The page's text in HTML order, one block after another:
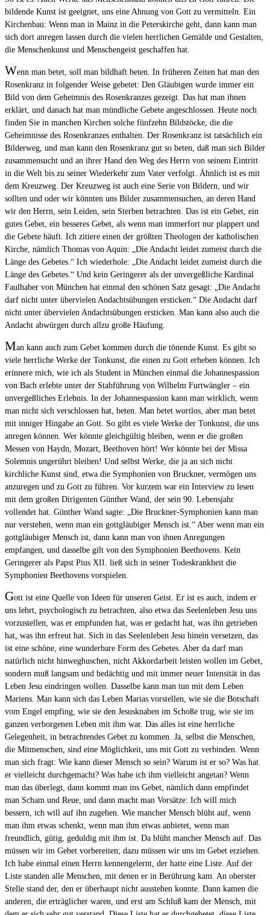
bildende Kunst ist geeignet, uns eine Ahnung von Gott zu vermitteln. Ein
Kirchenbau: Wenn man in Mainz in die Peterskirche geht, dann kann man
sich dort anregen lassen durch die vielen herrlichen Gemälde und Gestalten,
die Menschenkunst und Menschengeist geschaffen hat.
Wenn man betet, soll man bildhaft beten. In früheren Zeiten hat man den
Rosenkranz in folgender Weise gebetet: Den Gläubigen wurde immer ein
Bild von dem Geheimnis des Rosenkranzes gezeigt. Das hat man ihnen
erklärt, und danach hat man mündliche Gebete angeschlossen. Heute noch
finden Sie in manchen Kirchen solche fünfzehn Bildstöcke, die die
Geheimnisse des Rosenkranzes enthalten. Der Rosenkranz ist tatsächlich ein
Bilderweg, und man kann den Rosenkranz gut so beten, daß man sich Bilder
zusammensucht und an ihrer Hand den Weg des Herrn von seinem Eintritt
in die Welt bis zu seiner Wiederkehr zum Vater verfolgt. Ähnlich ist es mit
dem Kreuzweg. Der Kreuzweg ist auch eine Serie von Bildern, und wir
sollten und oder wir könnten uns Bilder zusammensuchen, an deren Hand
wir den Herrn, sein Leiden, sein Sterben betrachten. Das ist ein Gebet, ein
gutes Gebet, ein besseres Gebet, als wenn man immerfort nur plappert und
die Gebete häuft. Ich zitiere einen der größten Theologen der katholischen
Kirche, nämlich Thomas von Aquin: „Die Andacht leidet zumeist durch die
Länge des Gebetes.“ Ich wiederhole: „Die Andacht leidet zumeist durch die
Länge des Gebetes.“ Und kein Geringerer als der unvergeßliche Kardinal
Faulhaber von München hat einmal den schönen Satz gesagt: „Die Andacht
darf nicht unter übervielen Andachtsübungen ersticken.“ Die Andacht darf
nicht unter übervielen Andachtsübungen ersticken. Man kann also auch die
Andacht abwürgen durch allzu große Häufung.
Man kann auch zum Gebet kommen durch die tönende Kunst. Es gibt so
viele herrliche Werke der Tonkunst, die einen zu Gott erheben können. Ich
erinnere mich, wie ich als Student in München einmal die Johannespassion
von Bach erlebte unter der Stabführung von Wilhelm Furtwängler – ein
unvergeßliches Erlebnis. In der Johannespassion kann man wirklich, wenn
man nicht sich verschlossen hat, beten. Man betet wortlos, aber man betet
mit inniger Hingabe an Gott. So gibt es viele Werke der Tonkunst, die uns
anregen können. Wer könnte gleichgültig bleiben, wenn er die großen
Messen von Haydn, Mozart, Beethoven hört! Wer könnte bei der Missa
Solemnis ungerührt bleiben! Und selbst Werke, die ja an sich nicht
kirchliche Kunst sind, etwa die Symphonien von Bruckner, vermögen uns
anzuregen und zu Gott zu führen. Vor kurzem war ein Interview zu lesen
mit dem großen Dirigenten Günther Wand, der sein 90. Lebensjahr
vollendet hat. Günther Wand sagte: „Die Bruckner-Symphonien kann man
nur verstehen, wenn man ein gottgläubiger Mensch ist.“ Aber wenn man ein
gottgläubiger Mensch ist, dann kann man von ihnen Anregungen
empfangen, und dasselbe gilt von den Symphonien Beethovens. Kein
Geringerer als Papst Pius XII. ließ sich in seiner Todeskrankheit die
Symphonien Beethovens vorspielen.
Gott ist eine Quelle von Ideen für unseren Geist. Er ist es auch, indem er
uns lehrt, psychologisch zu betrachten, also etwa das Seelenleben Jesu uns
vorzustellen, was er empfunden hat, was er gedacht hat, was ihn getrieben
hat, was ihn erfreut hat. Sich in das Seelenleben Jesu hinein versetzen, das
ist eine schöne, eine wunderbare Form des Gebetes. Aber da darf man
natürlich nicht hinweghuschen, nicht Akkordarbeit leisten wollen im Gebet,
sondern muß langsam und bedächtig und mit immer neuer Intensität in das
Leben Jesu eindringen wollen. Dasselbe kann man tun mit dem Leben
Mariens. Man kann sich das Leben Marias vorstellen, wie sie die Botschaft
vom Engel empfing, wie sie den Jesusknaben im Schoße trug, wie sie im
ganzen verborgenen Leben mit ihm war. Das alles ist eine herrliche
Gelegenheit, in betrachtendes Gebet zu kommen. Ja, selbst die Menschen,
die Mitmenschen, sind eine Möglichkeit, uns mit Gott zu verbinden. Wenn
man sich fragt: Wie kann dieser Mensch so sein? Warum ist er so? Was hat
er vielleicht durchgemacht? Was habe ich ihm vielleicht angetan? Wenn
man das überlegt, dann kommt man ins Gebet, nämlich dann empfindet
man Scham und Reue, und dann macht man Vorsätze: Ich will mich
bessern, ich will auf ihn zugehen. Wie mancher Mensch blüht auf, wenn
man ihm etwas schenkt, wenn man ihm etwas anbietet, wenn man
freundlich, gütig, geduldig mit ihm ist. Da blüht mancher Mensch auf. Das
müssen wir im Gebet vorbereiten; dazu müssen wir uns im Gebet erziehen.
Ich habe einmal einen Herrn kennengelernt, der hatte eine Liste. Auf der
Liste standen alle Menschen, mit denen er in Berührung kam. An oberster
Stelle stand der, den er überhaupt nicht ausstehen konnte. Dann kamen die
anderen, die erträglicher waren, und erst am Schluß kam der Mensch, mit